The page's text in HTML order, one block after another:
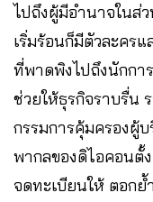
ไปถึงผู้มีอำนาจในส่ว
เริ่มร้อนก็มีตัวละคร
ที่พาดพิงไปถึงนักการ
ช่วยให้ธุรกิจราบรื่น
กรรมการคุ้มครองผู้
พากลของดิไอคอนตั้
จดทะเบียนให้ ตอกย้